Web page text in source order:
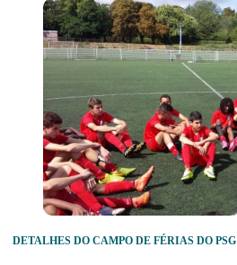
DETALHES DO CAMPO DE FÉRIAS DO PSG